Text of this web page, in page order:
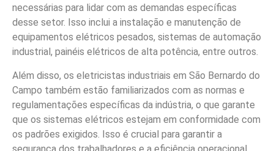
necessárias para lidar com as demandas específicas
desse setor. Isso inclui a instalação e manutenção de
equipamentos elétricos pesados, sistemas de automação
industrial, painéis elétricos de alta potência, entre outros.
Além disso, os eletricistas industriais em São Bernardo do
Campo também estão familiarizados com as normas e
regulamentações específicas da indústria, o que garante
que os sistemas elétricos estejam em conformidade com
os padrões exigidos. Isso é crucial para garantir a
segurança dos trabalhadores e a eficiência operacional